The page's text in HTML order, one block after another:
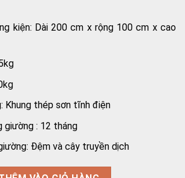
kiện: Dài 200 cm x rộng 100 cm x cao
Khung thép sơn tĩnh điện
giường : 12 tháng
Đệm và cây truyền dịch
Akiko A83-03 số lượng